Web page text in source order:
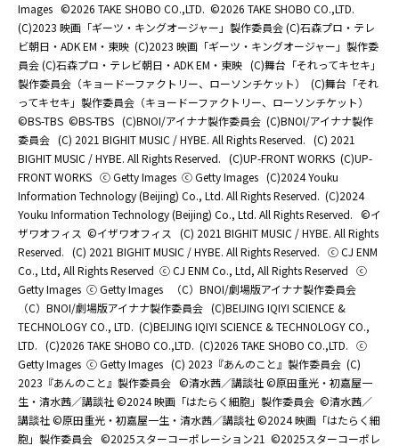
Images ©2026 TAKE SHOBO CO.,LTD. ©2026 TAKE SHOBO CO.,LTD.
(C)2023 映画「ギーツ・キングオージャー」製作委員会 (C)石森プロ・テレ
ビ朝日・ADK EM・東映 (C)2023 映画「ギーツ・キングオージャー」製作委
員会 (C)石森プロ・テレビ朝日・ADK EM・東映 (C)舞台「それってキセキ」
製作委員会（キョードーファクトリー、ローソンチケット）
(C)舞台「それ
ってキセキ」製作委員会（キョードーファクトリー、ローソンチケット）
©BS-TBS ©BS-TBS (C)BNOI/アイナナ製作委員会 (C)BNOI/アイナナ製作
委員会 (C) 2021 BIGHIT MUSIC / HYBE. All Rights Reserved. (C) 2021
BIGHIT MUSIC / HYBE. All Rights Reserved. (C)UP-FRONT WORKS (C)UP-
FRONT WORKS ⓒ Getty Images ⓒ Getty Images (C)2024 Youku
Information Technology (Beijing) Co., Ltd. All Rights Reserved. (C)2024
Youku Information Technology (Beijing) Co., Ltd. All Rights Reserved. ©イ
ザワオフィス ©イザワオフィス (C) 2021 BIGHIT MUSIC / HYBE. All Rights
Reserved. (C) 2021 BIGHIT MUSIC / HYBE. All Rights Reserved. ⓒ CJ ENM
Co., Ltd, All Rights Reserved ⓒ CJ ENM Co., Ltd, All Rights Reserved ⓒ
Getty Images ⓒ Getty Images
（C）BNOI/劇場版アイナナ製作委員会
（C）BNOI/劇場版アイナナ製作委員会 (C)BEIJING IQIYI SCIENCE &
TECHNOLOGY CO., LTD. (C)BEIJING IQIYI SCIENCE & TECHNOLOGY CO.,
LTD. (C)2026 TAKE SHOBO CO.,LTD. (C)2026 TAKE SHOBO CO.,LTD. ⓒ
Getty Images ⓒ Getty Images (C) 2023『あんのこと』製作委員会 (C)
2023『あんのこと』製作委員会 ©清水茜／講談社 ©原田重光・初嘉屋一
生・清水茜／講談社 ©2024 映画「はたらく細胞」製作委員会 ©清水茜／
講談社 ©原田重光・初嘉屋一生・清水茜／講談社 ©2024 映画「はたらく細
胞」製作委員会 ©2025スターコーポレーション21 ©2025スターコーポレ